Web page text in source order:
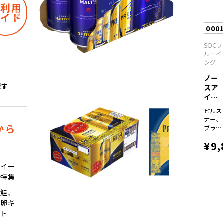
用
ド
ら
ー
集
、
ギ
SOCブ
ルーイ
ング
ノー
スア
イラ
ビ...
ピルス
ナー、
ブラウ
ル、
I.P.A.、